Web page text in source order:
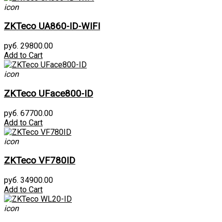
icon
ZKTeco UA860-ID-WIFI
руб. 29800.00
Add to Cart
icon
ZKTeco UFace800-ID
руб. 67700.00
Add to Cart
icon
ZKTeco VF780ID
руб. 34900.00
Add to Cart
icon